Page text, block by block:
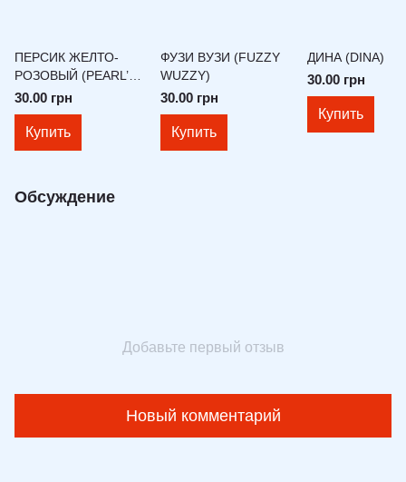
ПЕРСИК ЖЕЛТО-
РОЗОВЫЙ (PEARL’S
YELLOW PINK)
30.00 грн
Купить
ФУЗИ ВУЗИ (FUZZY
WUZZY)
30.00 грн
Купить
ДИНА (DINA)
30.00 грн
Купить
Обсуждение
Добавьте первый отзыв
Новый комментарий